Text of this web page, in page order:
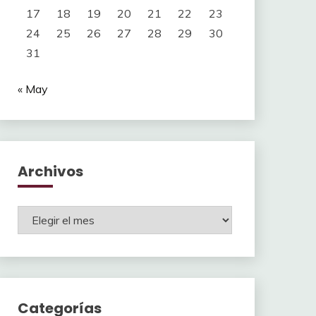
17
18 19 20 21 22
23
24
25 26 27 28 29
30
31
« May
Archivos
Archivos
Categorías